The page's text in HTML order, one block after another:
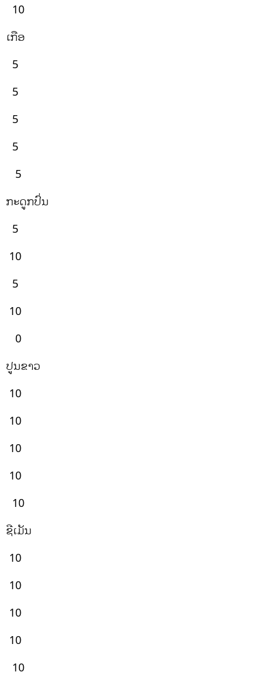
10
ເກືອ
5
5
5
5
5
ກະດູກປົ່ນ
5
10
5
10
0
ປູນຂາວ
10
10
10
10
10
ຊີເມັນ
10
10
10
10
10